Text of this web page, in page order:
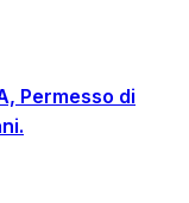
Permesso di